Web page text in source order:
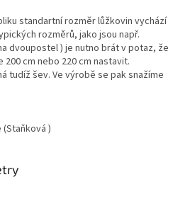
standartní rozměr lůžkovin vychází
rozměrů, jako jsou např.
dvoupostel ) je nutno brát v potaz, že
cm nebo 220 cm nastavit.
tudíž šev. Ve výrobě se pak snažíme
)